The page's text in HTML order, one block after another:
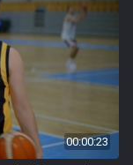
00:00:23